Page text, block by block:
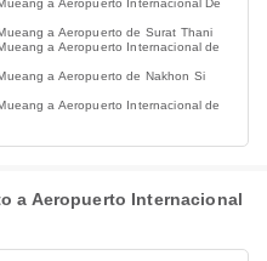
a Aeropuerto Internacional De
a Aeropuerto de Surat Thani
a Aeropuerto Internacional de
a Aeropuerto de Nakhon Si
a Aeropuerto Internacional de
a Aeropuerto Internacional